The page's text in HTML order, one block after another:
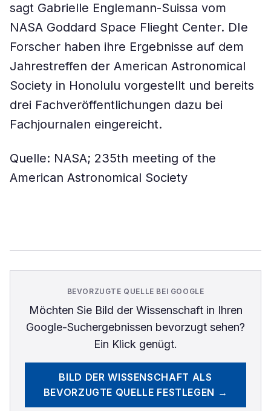
sagt Gabrielle Englemann-Suissa vom
NASA Goddard Space Flieght Center. DIe
Forscher haben ihre Ergebnisse auf dem
Jahrestreffen der American Astronomical
Society in Honolulu vorgestellt und bereits
drei Fachveröffentlichungen dazu bei
Fachjournalen eingereicht.
Quelle: NASA; 235th meeting of the
American Astronomical Society
BEVORZUGTE QUELLE BEI GOOGLE
Möchten Sie Bild der Wissenschaftin Ihren
Google-Suchergebnissen bevorzugt sehen?
Ein Klick genügt.
BILD DER WISSENSCHAFT ALS
BEVORZUGTE QUELLE FESTLEGEN →